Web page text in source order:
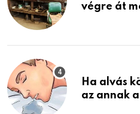
végre át
életemet
Ha alvás
az annak